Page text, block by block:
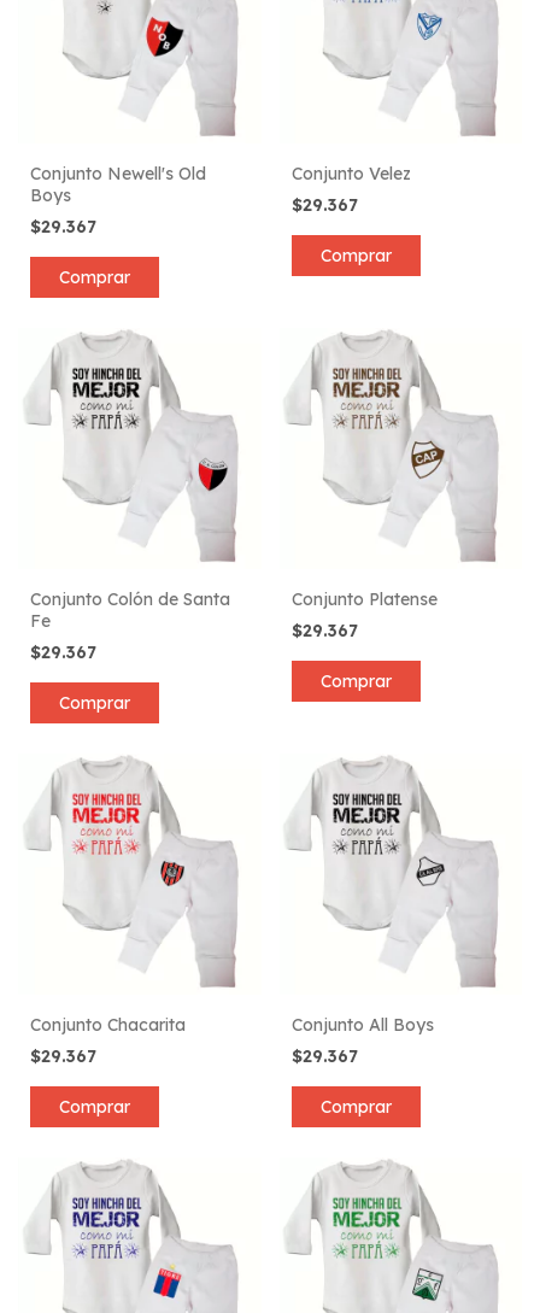
Conjunto Newell's Old
Boys
$29.367
Comprar
Conjunto Velez
$29.367
Comprar
Conjunto Colón de Santa
Fe
$29.367
Comprar
Conjunto Platense
$29.367
Comprar
Conjunto Chacarita
$29.367
Comprar
Conjunto All Boys
$29.367
Comprar